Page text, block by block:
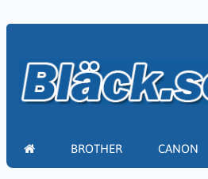
BROTHER CANON